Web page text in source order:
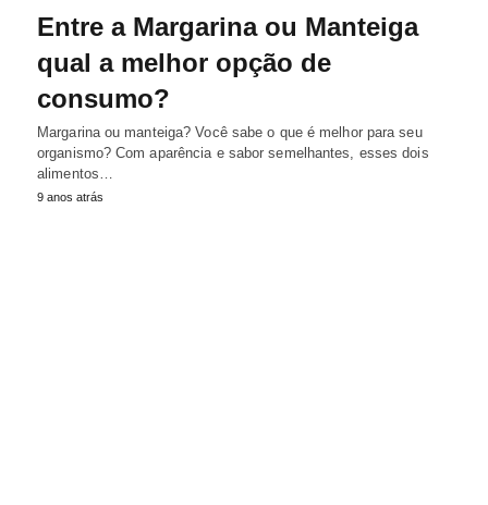
Entre a Margarina ou Manteiga
qual a melhor opção de
consumo?
Margarina ou manteiga? Você sabe o que é melhor para seu
organismo? Com aparência e sabor semelhantes, esses dois
alimentos…
9 anos atrás